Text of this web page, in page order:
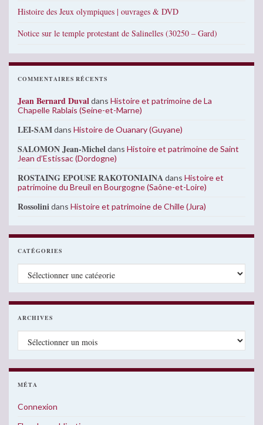
Histoire des Jeux olympiques | ouvrages & DVD
Notice sur le temple protestant de Salinelles (30250 – Gard)
COMMENTAIRES RÉCENTS
Jean Bernard Duvaldans Histoire et patrimoine de La
Chapelle Rablais (Seine-et-Marne)
LEI-SAMdans Histoire de Ouanary (Guyane)
SALOMON Jean-Micheldans Histoire et patrimoine de Saint
Jean d’Estissac (Dordogne)
ROSTAING EPOUSE RAKOTONIAINAdans Histoire et
patrimoine du Breuil en Bourgogne (Saône-et-Loire)
Rossolinidans Histoire et patrimoine de Chille (Jura)
CATÉGORIES
Catégories
ARCHIVES
Archives
MÉTA
Connexion